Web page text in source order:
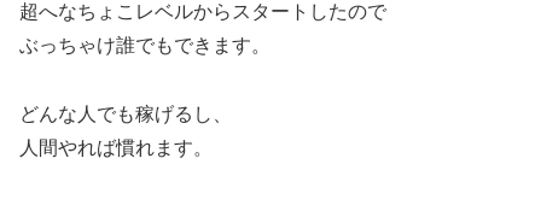
超へなちょこレベルからスタートしたので
ぶっちゃけ誰でもできます。
どんな人でも稼げるし、
人間やれば慣れます。